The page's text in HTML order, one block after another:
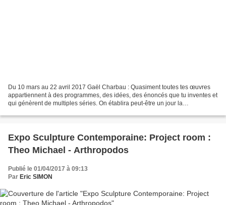
Du 10 mars au 22 avril 2017 Gaël Charbau : Quasiment toutes tes œuvres
appartiennent à des programmes, des idées, des énoncés que tu inventes et
qui génèrent de multiples séries. On établira peut-être un jour la
Expo Sculpture Contemporaine: Project room :
Theo Michael - Arthropodos
Publié le 01/04/2017 à 09:13
Par Eric SIMON